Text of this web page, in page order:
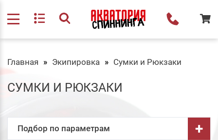
Главная Экипировка Сумки и Рюкзаки
СУМКИ И РЮКЗАКИ
Подбор по параметрам +